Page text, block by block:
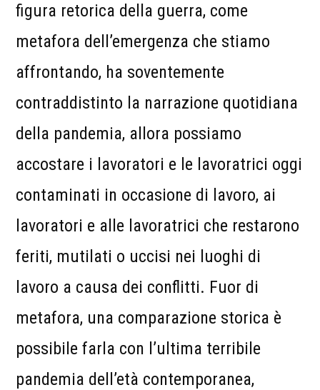
figura retorica della guerra, come
metafora dell’emergenza che stiamo
affrontando, ha soventemente
contraddistinto la narrazione quotidiana
della pandemia, allora possiamo
accostare i lavoratori e le lavoratrici oggi
contaminati in occasione di lavoro, ai
lavoratori e alle lavoratrici che restarono
feriti, mutilati o uccisi nei luoghi di
lavoro a causa dei conflitti. Fuor di
metafora, una comparazione storica è
possibile farla con l’ultima terribile
pandemia dell’età contemporanea,